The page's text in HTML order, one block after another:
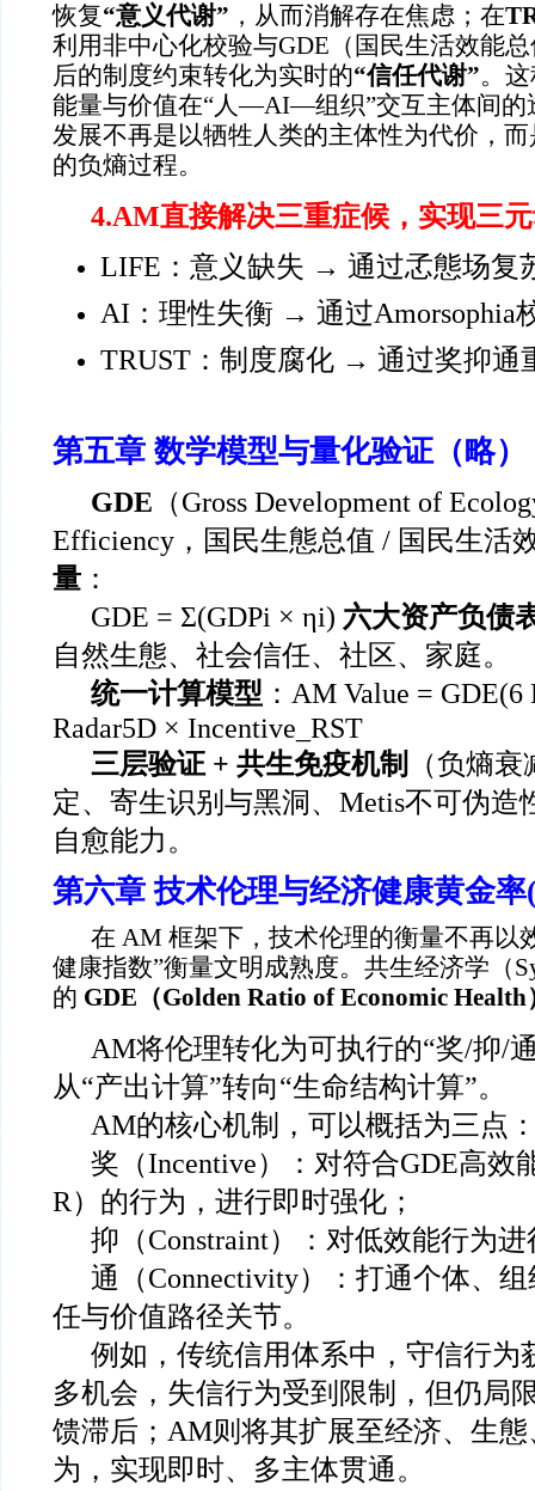
恢复“意义代谢” ，从而消解存在焦虑；在
利用非中心化校验与GDE（国民生活效能
后的制度约束转化为实时的“信任代谢”。
能量与价值在“人—AI—组织”交互主体间的
发展不再是以牺牲人类的主体性为代价，
的负熵过程。
4.AM直接解决三重症候，实现三
LIFE ：意义缺失 → 通过孞態场复
AI ：理性失衡 → 通过Amorsophia
TRUST ：制度腐化 → 通过奖抑通
第五章 数学模型与量化验证（略）
GDE （Gross Development of
Efficiency，国民生態总值 / 国民生活
量 ：
GDE = Σ(GDPi × ηi) 六大资产负债
自然生態、社会信任、社区、家庭。
统一计算模型 ：AM Value = GDE(6
Radar5D × Incentive_RST
三层验证 + 共生免疫机制
（负熵
定、寄生识别与黑洞、Metis不可伪造
自愈能力。
第六章 技术伦理与经济健康黄金率
在 AM 框架下，技术伦理的衡量不再以
健康指数”衡量文明成熟度。共生经济学（
的 GDE （Golden Ratio of Economic Health
AM将伦理转化为可执行的“奖/抑/
从“产出计算”转向“生命结构计算”。
AM的核心机制，可以概括为三点
奖（Incentive）：对符合GDE高效
R）的行为，进行即时强化；
抑（Constraint）：对低效能行为
通（Connectivity）：打通个体、
任与价值路径关节。
例如，传统信用体系中，守信行为
多机会，失信行为受到限制，但仍局
馈滞后；AM则将其扩展至经济、生
为，实现即时、多主体贯通。